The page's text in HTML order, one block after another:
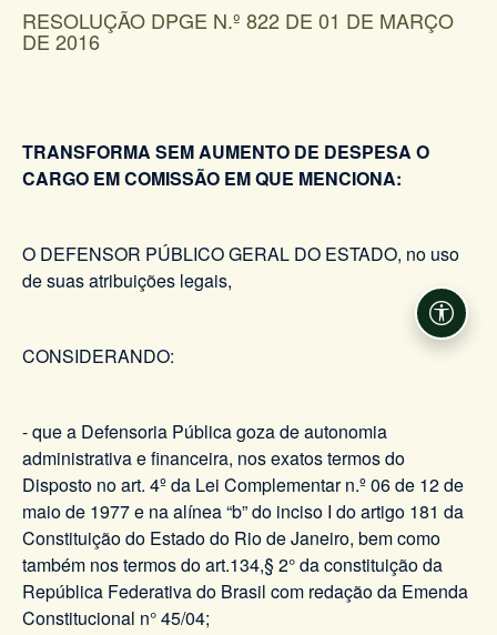
RESOLUÇÃO DPGE N.º 822 DE 01 DE MARÇO
DE 2016
TRANSFORMA SEM AUMENTO DE DESPESA O
CARGO EM COMISSÃO EM QUE MENCIONA:
O DEFENSOR PÚBLICO GERAL DO ESTADO, no uso
de suas atribuições legais,
CONSIDERANDO:
- que a Defensoria Pública goza de autonomia
administrativa e financeira, nos exatos termos do
Disposto no art. 4º da Lei Complementar n.º 06 de 12 de
maio de 1977 e na alínea “b” do inciso I do artigo 181 da
Constituição do Estado do Rio de Janeiro, bem como
também nos termos do art.134,§ 2° da constituição da
República Federativa do Brasil com redação da Emenda
Constitucional n° 45/04;